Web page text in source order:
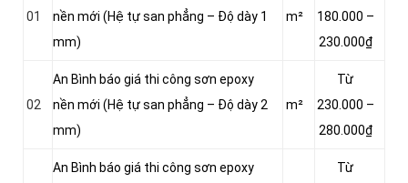
01
nền mới (Hệ tự san phẳng – Độ dày 1
mm)
m²
180.000 –
230.000₫
02
An Bình báo giá thi công sơn epoxy
nền mới (Hệ tự san phẳng – Độ dày 2
mm)
m²
Từ
230.000 –
280.000₫
An Bình báo giá thi công sơn epoxy
Từ